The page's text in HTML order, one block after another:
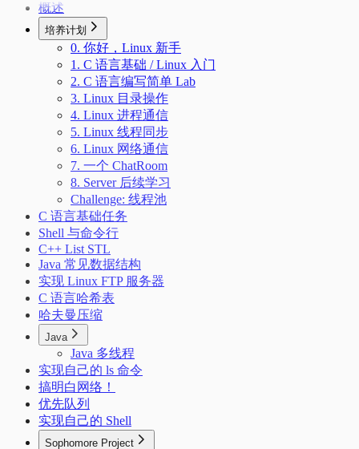
概述
培养计划
0. 你好，Linux 新手
1. C 语言基础 / Linux 入门
2. C 语言编写简单 Lab
3. Linux 目录操作
4. Linux 进程通信
5. Linux 线程同步
6. Linux 网络通信
7. 一个 ChatRoom
8. Server 后续学习
Challenge: 线程池
C 语言基础任务
Shell 与命令行
C++ List STL
Java 常见数据结构
实现 Linux FTP 服务器
C 语言哈希表
哈夫曼压缩
Java
Java 多线程
实现自己的 ls 命令
搞明白网络！
优先队列
实现自己的 Shell
Sophomore Project